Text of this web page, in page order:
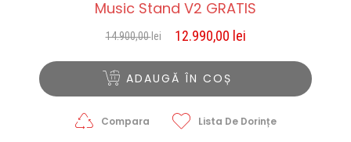
Music Stand V2 GRATIS
14.900,00lei
Prețul
a
14.900,00 lei.
12.990,00 lei
12.990,00 lei.
ADAUGĂ ÎN COȘ
Compara Lista De Dorințe